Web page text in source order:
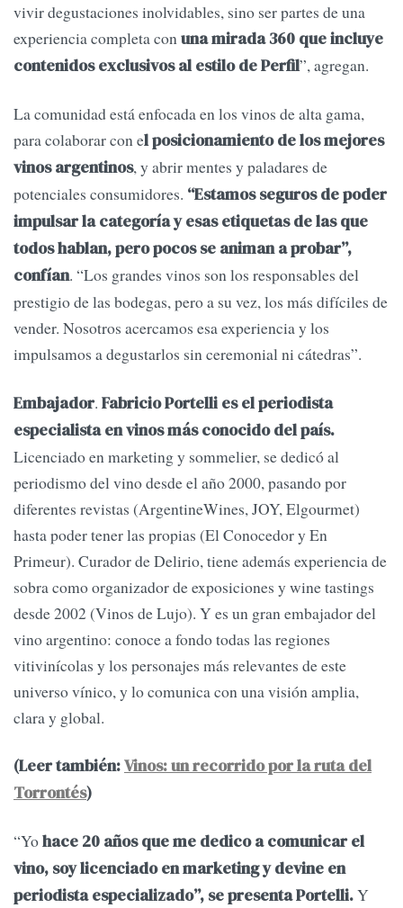
vivir degustaciones inolvidables, sino ser partes de una
experiencia completa conuna mirada 360 que incluye
contenidos exclusivos al estilo de Perfil”, agregan.
La comunidad está enfocada en los vinos de alta gama,
para colaborar con el posicionamiento de los mejores
vinos argentinos, y abrir mentes y paladares de
potenciales consumidores. “Estamos seguros de poder
impulsar la categoría y esas etiquetas de las que
todos hablan, pero pocos se animan a probar”,
confían. “Los grandes vinos son los responsables del
prestigio de las bodegas, pero a su vez, los más difíciles de
vender. Nosotros acercamos esa experiencia y los
impulsamos a degustarlos sin ceremonial ni cátedras”.
Embajador. Fabricio Portelli es el periodista
especialista en vinos más conocido del país.
Licenciado en marketing y sommelier, se dedicó al
periodismo del vino desde el año 2000, pasando por
diferentes revistas (ArgentineWines, JOY, Elgourmet)
hasta poder tener las propias (El Conocedor y En
Primeur). Curador de Delirio, tiene además experiencia de
sobra como organizador de exposiciones y wine tastings
desde 2002 (Vinos de Lujo). Y es un gran embajador del
vino argentino: conoce a fondo todas las regiones
vitivinícolas y los personajes más relevantes de este
universo vínico, y lo comunica con una visión amplia,
clara y global.
(Leer también:Vinos: un recorrido por la ruta del
Torrontés)
“Yohace 20 años que me dedico a comunicar el
vino, soy licenciado en marketing y devine en
periodista especializado”, se presenta Portelli.Y